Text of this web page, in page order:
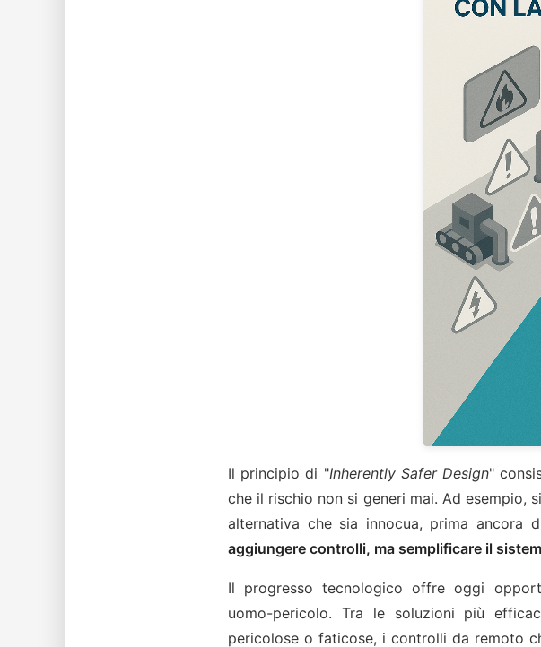
Il principio di "Inherently Safer Design"
che il rischio non si generi mai. Ad esempio,
alternativa che sia innocua, prima ancora
aggiungere controlli, ma semplificare il
Il progresso tecnologico offre oggi
uomo-pericolo. Tra le soluzioni più
pericolose o faticose, i controlli da remoto